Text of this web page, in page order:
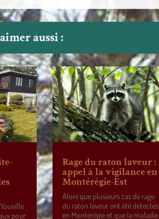
aussi :
pour
Rage du raton laveur :
appel à la vigilance en
Montérégie-Est
Alors que plusieurs cas de rage
du raton laveur ont été détectés
en Montérégie et que la maladie